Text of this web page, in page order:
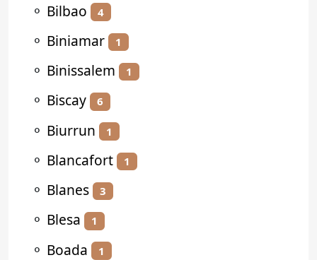
⚬ Bilbao 4
⚬ Biniamar 1
⚬ Binissalem 1
⚬ Biscay 6
⚬ Biurrun 1
⚬ Blancafort 1
⚬ Blanes 3
⚬ Blesa 1
⚬ Boada 1